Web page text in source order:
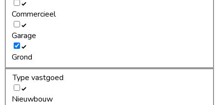
Commercieel
Garage
Grond
Type vastgoed
Nieuwbouw